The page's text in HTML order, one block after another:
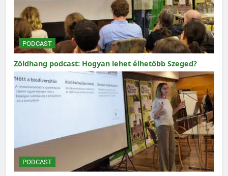
PODCAST
Zöldhang podcast: Hogyan lehet élhetőbb Szeged?
PODCAST